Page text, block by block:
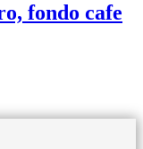
fondo cafe